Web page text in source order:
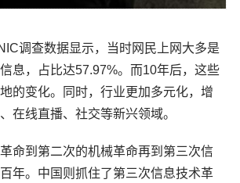
调查数据显示，当时网民上网大多是
息，占比达57.97%。而10年后，这些
的变化。同时，行业更加多元化，增
在线直播、社交等新兴领域。
命到第二次的机械革命再到第三次信
年。中国则抓住了第三次信息技术革